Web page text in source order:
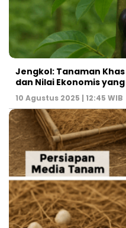
Jengkol: Tanaman
dan Nilai Ekonomis
10 Agustus 2025 | 12:45 WIB